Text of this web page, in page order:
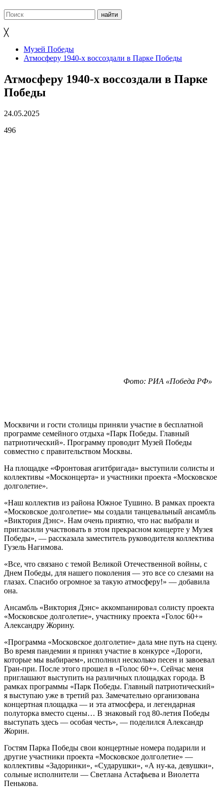
╳
Музей Победы
Атмосферу 1940-х воссоздали в Парке Победы
Атмосферу 1940-х воссоздали в Парке
Победы
24.05.2025
496
Фото: РИА «Победа РФ»
Москвичи и гости столицы приняли участие в бесплатной
программе семейного отдыха «Парк Победы. Главный
патриотический». Программу проводит Музей Победы
совместно с правительством Москвы.
На площадке «Фронтовая агитбригада» выступили солисты и
коллективы «Москонцерта» и участники проекта «Московское
долголетие».
«Наш коллектив из района Южное Тушино. В рамках проекта
«Московское долголетие» мы создали танцевальный ансамбль
«Виктория Дэнс». Нам очень приятно, что нас выбрали и
пригласили участвовать в этом прекрасном концерте у Музея
Победы», — рассказала заместитель руководителя коллектива
Гузель Нагимова.
«Все, что связано с темой Великой Отечественной войны, с
Днем Победы, для нашего поколения — это все со слезами на
глазах. Спасибо огромное за такую атмосферу!» — добавила
она.
Ансамбль «Виктория Дэнс» аккомпанировал солисту проекта
«Московское долголетие», участнику проекта «Голос 60+»
Александру Жорину.
«Программа «Московское долголетие» дала мне путь на сцену.
Во время пандемии я принял участие в конкурсе «Дороги,
которые мы выбираем», исполнил несколько песен и завоевал
Гран-при. После этого прошел в «Голос 60+». Сейчас меня
приглашают выступить на различных площадках города. В
рамках программы «Парк Победы. Главный патриотический»
я выступаю уже в третий раз. Замечательно организована
концертная площадка — и эта атмосфера, и легендарная
полуторка вместо сцены… В знаковый год 80-летия Победы
выступать здесь — особая честь», — поделился Александр
Жорин.
Гостям Парка Победы свои концертные номера подарили и
другие участники проекта «Московское долголетие» —
коллективы «Задоринки», «Сударушки», «А ну-ка, девушки»,
сольные исполнители — Светлана Астафьева и Виолетта
Пенькова.